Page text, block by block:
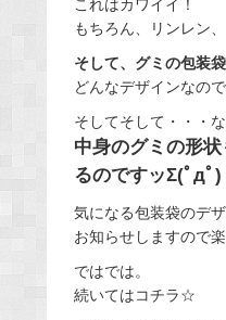
これはカワイイ！
もちろん、リンレン
そして、グミの包装
どんなデザインなの
そしてそして・・・な
中身のグミの形
るのですッΣ(ﾟдﾟ)
気になる包装袋のデ
お知らせしますので
ではでは。
続いてはコチラ☆